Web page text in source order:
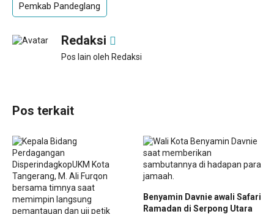
Pemkab Pandeglang
Redaksi
Pos lain oleh Redaksi
Pos terkait
Benyamin Davnie awali Safari
Ramadan di Serpong Utara